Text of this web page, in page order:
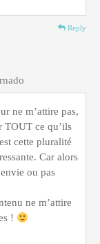
Reply
ne m’attire pas,
TOUT ce qu’ils
cette pluralité
Car alors
ou pas
ne m’attire
!